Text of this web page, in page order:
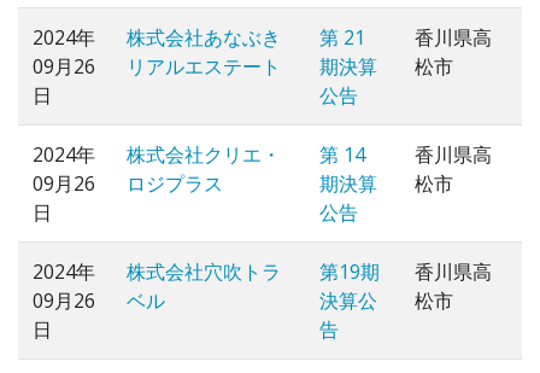
2024年
09月26
日
株式会社あなぶき
リアルエステート
第 21
期決算
公告
香川県高
松市
2024年
09月26
日
株式会社クリエ・
ロジプラス
第 14
期決算
公告
香川県高
松市
2024年
09月26
日
株式会社穴吹トラ
ベル
第19期
決算公
告
香川県高
松市